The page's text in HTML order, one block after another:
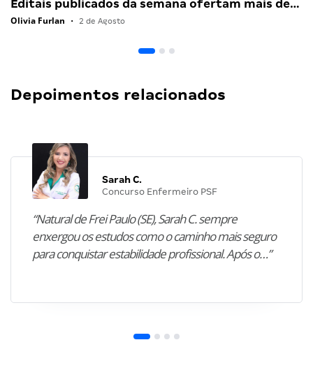
Editais publicados da semana ofertam mais de…
Olivia Furlan • 2 de Agosto
Depoimentos relacionados
Sarah C.
Concurso Enfermeiro PSF
“Natural de Frei Paulo (SE), Sarah C. sempre
enxergou os estudos como o caminho mais seguro
para conquistar estabilidade profissional. Após o…”